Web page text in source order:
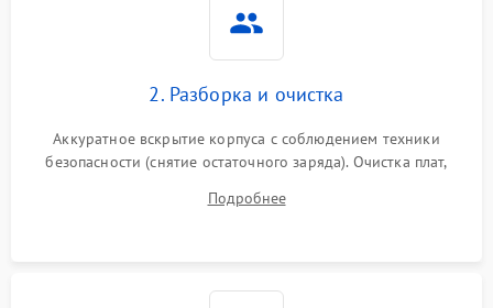
2. Разборка и очистка
Аккуратное вскрытие корпуса с соблюдением техники
безопасности (снятие остаточного заряда). Очистка плат,
и кистей для предотвращения перегрева и замыканий.
Подробнее